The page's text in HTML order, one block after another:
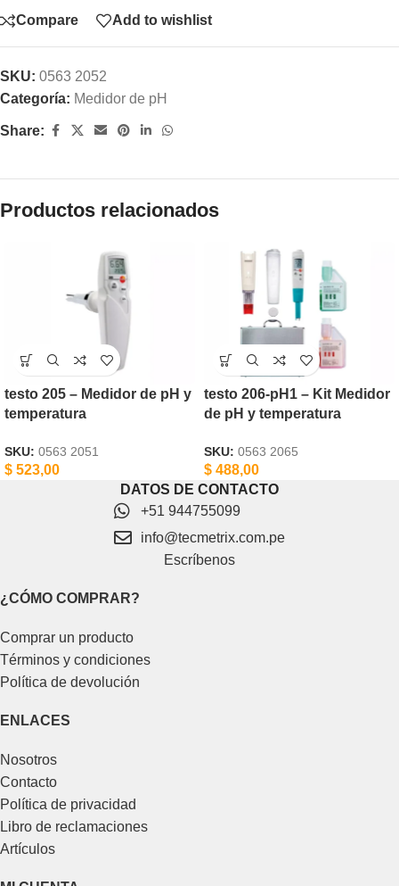
Compare Add to wishlist
SKU: 0563 2052
Categoría: Medidor de pH
Share:
Productos relacionados
testo 205 – Medidor de pH y
temperatura
SKU: 0563 2051
$ 523,00
testo 206-pH1 – Kit Medidor
de pH y temperatura
SKU: 0563 2065
$ 488,00
DATOS DE CONTACTO
+51 944755099
info@tecmetrix.com.pe
Escríbenos
¿CÓMO COMPRAR?
Comprar un producto
Términos y condiciones
Política de devolución
ENLACES
Nosotros
Contacto
Política de privacidad
Libro de reclamaciones
Artículos